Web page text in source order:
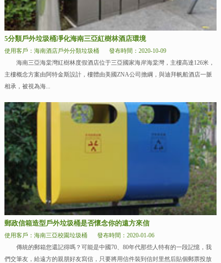
5分類戶外垃圾桶凈化海南三亞紅樹林酒店環境
使用客戶：海南酒店戶外分類垃圾桶
發布時間：2020-10-09
海南三亞海棠灣紅樹林度假酒店位于三亞國家海岸海棠灣，主樓高達126米，
主樓概念方案由阿特金斯設計，樓體由美國ZNA公司擔綱，與迪拜帆船酒店一脈
相承，被視為海...
郵政信箱造型戶外垃圾桶是否懷念你的遠方來信
使用客戶：海南三亞校園垃圾桶
發布時間：2020-01-06
傳統的郵箱您還記得嗎？可能是中國70、80年代那些人特有的一段記憶，我
們交筆友，給遠方的親朋好友寫信，只要將用信件裝到信封里然后貼個郵票投放